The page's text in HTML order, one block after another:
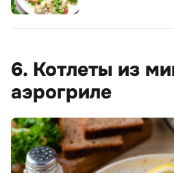
6. Котлеты из
аэрогриле